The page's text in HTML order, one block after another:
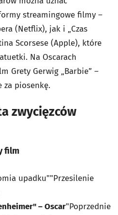
streamingowe filmy –
(Netflix), jak i „Czas
Scorsese (Apple), które
Na Oscarach
Grety Gerwig „Barbie” –
za piosenkę.
zwycięzców
film
upadku""Przesilenie
– Oscar"Poprzednie